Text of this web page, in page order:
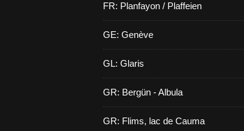
FR: Planfayon / Plaffeien
GE: Genève
GL: Glaris
GR: Bergün - Albula
GR: Flims, lac de Cauma